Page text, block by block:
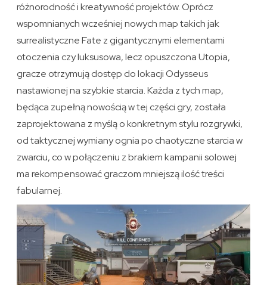
różnorodność i kreatywność projektów. Oprócz
wspomnianych wcześniej nowych map takich jak
surrealistyczne Fate z gigantycznymi elementami
otoczenia czy luksusowa, lecz opuszczona Utopia,
gracze otrzymują dostęp do lokacji Odysseus
nastawionej na szybkie starcia. Każda z tych map,
będąca zupełną nowością w tej części gry, została
zaprojektowana z myślą o konkretnym stylu rozgrywki,
od taktycznej wymiany ognia po chaotyczne starcia w
zwarciu, co w połączeniu z brakiem kampanii solowej
ma rekompensować graczom mniejszą ilość treści
fabularnej.